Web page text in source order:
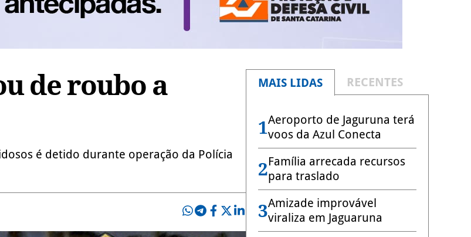
de roubo a
é detido durante operação da Polícia
MAIS LIDAS RECENTES
1Aeroporto de Jaguruna terá
voos da Azul Conecta
2Família arrecada recursos
para traslado
3Amizade improvável
viraliza em Jaguaruna